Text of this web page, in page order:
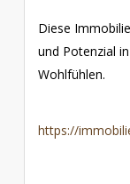
Diese
und Potenzial
Wohlfühlen.
https://